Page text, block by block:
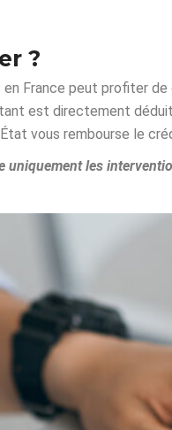
?
France peut profiter de
est directement
vous rembourse le
uniquement les